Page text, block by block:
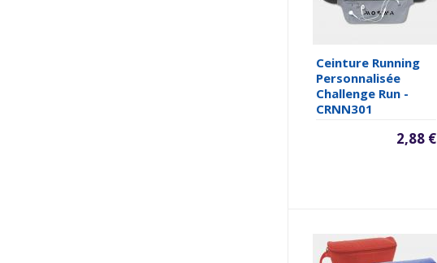
Ceinture Running
Personnalisée
Challenge Run -
CRNN301
2,88 €